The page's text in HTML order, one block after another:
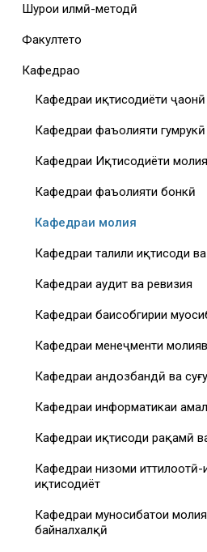
Шурои илмӣ-методӣ
Факултетҳо
Кафедраҳо
Кафедраи иқтисодиёти ҷаҳонӣ
Кафедраи фаъолияти гумрукӣ
Кафедраи Иқтисодиёти
Кафедраи фаъолияти бонкӣ
Кафедраи молия
Кафедраи таҳлили иқтисоди
Кафедраи аудит ва ревизия
Кафедраи баҳисобгирии
Кафедраи менеҷменти
Кафедраи андозбандӣ ва
Кафедраи информатикаи
Кафедраи иқтисоди рақамӣ
Кафедраи низоми иттилоотӣ-
иқтисодиёт
Кафедраи муносибатҳои
байналхалқӣ